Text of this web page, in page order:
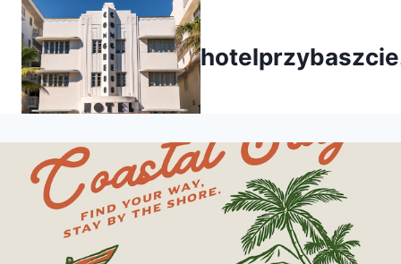
Przejdź
treści